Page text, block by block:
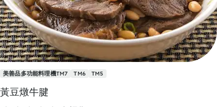
美善品多功能料理機TM7 TM6 TM5
黃豆燉牛腱